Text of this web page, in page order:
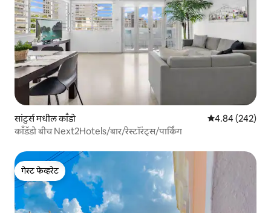
सांटुर्स मधील काँडो 5 पैकी 4.84
4.84 (242)
काँडॅडो बीच Next2Hotels/बार/रेस्टॉरंट्स/पार्किंग
गेस्ट फेव्हरेट
गेस्ट फेव्हरेट